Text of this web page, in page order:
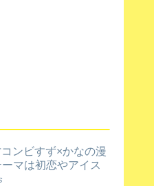
ンビすず×かなの漫
マは初恋やアイス